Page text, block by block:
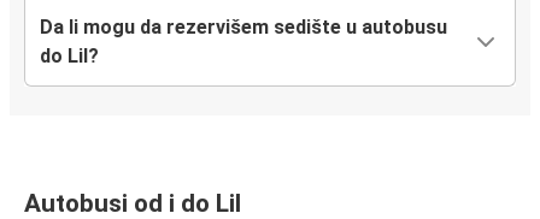
Da li mogu da rezervišem sedište u autobusu
do Lil?
Autobusi od i do Lil